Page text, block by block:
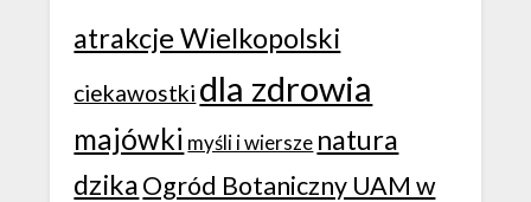
atrakcje Wielkopolski
ciekawostki dla zdrowia
majówki myśli i wiersze natura
dzikaOgród Botaniczny UAM w